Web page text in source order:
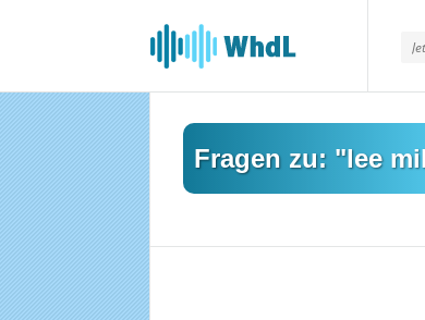
Musikforum
von
Fragen zu: "lee